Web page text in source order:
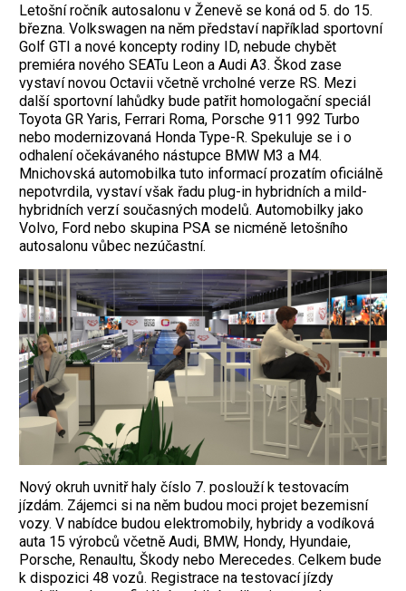
Letošní ročník autosalonu v Ženevě se koná od 5. do 15.
března. Volkswagen na něm představí například sportovní
Golf GTI a nové koncepty rodiny ID, nebude chybět
premiéra nového SEATu Leon a Audi A3. Škod zase
vystaví novou Octavii včetně vrcholné verze RS. Mezi
další sportovní lahůdky bude patřit homologační speciál
Toyota GR Yaris, Ferrari Roma, Porsche 911 992 Turbo
nebo modernizovaná Honda Type-R. Spekuluje se i o
odhalení očekávaného nástupce BMW M3 a M4.
Mnichovská automobilka tuto informací prozatím oficiálně
nepotvrdila, vystaví však řadu plug-in hybridních a mild-
hybridních verzí současných modelů. Automobilky jako
Volvo, Ford nebo skupina PSA se nicméně letošního
autosalonu vůbec nezúčastní.
Nový okruh uvnitř haly číslo 7. poslouží k testovacím
jízdám. Zájemci si na něm budou moci projet bezemisní
vozy. V nabídce budou elektromobily, hybridy a vodíková
auta 15 výrobců včetně Audi, BMW, Hondy, Hyundaie,
Porsche, Renaultu, Škody nebo Merecedes. Celkem bude
k dispozici 48 vozů. Registrace na testovací jízdy